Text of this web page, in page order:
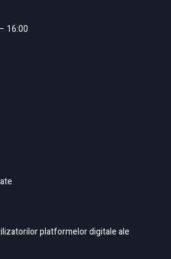
16:00
platformelor digitale ale